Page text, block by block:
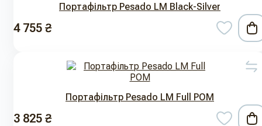
Портафільтр Pesado LM Black-Silver
4 755 ₴
Портафільтр Pesado LM Full POM
3 825 ₴